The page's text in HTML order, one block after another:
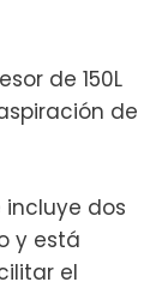
de 150L
de
incluye dos
y está
el